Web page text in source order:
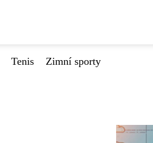
Tenis Zimní sporty